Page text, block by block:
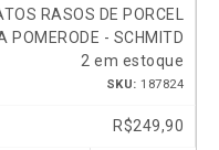
RASOS DE PORCEL
POMERODE - SCHMITD
2 em estoque
SKU: 187824
R$249,90